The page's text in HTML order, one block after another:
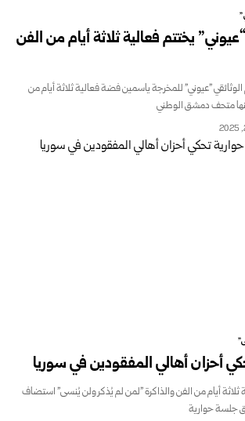
يختتم فعالية ثلاثة أيام من الفن
"عيوني" للمخرجة ياسمين فضة فعالية ثلاثة أيام من
متحف دمشق الوطني
أحزان أهالي المفقودين في سوريا
أيام من الفن والذاكرة "لمن لم يُذكر ولن يُنسى" استضاف
جلسة حوارية